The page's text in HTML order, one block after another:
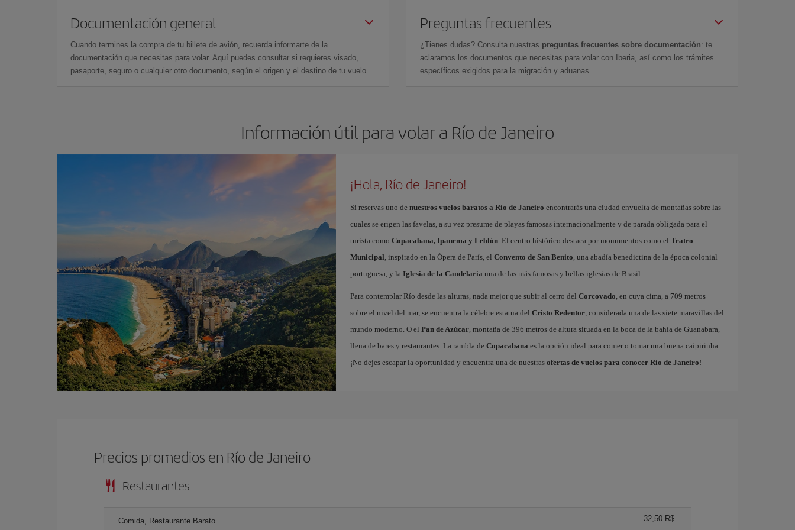
Documentación general
Cuando termines la compra de tu billete de avión, recuerda informarte de la
documentación que necesitas para volar. Aquí puedes consultar si requieres visado,
pasaporte, seguro o cualquier otro documento, según el origen y el destino de tu vuelo.
Preguntas frecuentes
¿Tienes dudas? Consulta nuestras preguntas frecuentes sobre documentación: te
aclaramos los documentos que necesitas para volar con Iberia, así como los trámites
específicos exigidos para la migración y aduanas.
Información útil para volar a Río de Janeiro
¡Hola, Río de Janeiro!
Si reservas uno de nuestros vuelos baratos a Río de Janeiro encontrarás una ciudad envuelta de montañas sobre las
cuales se erigen las favelas, a su vez presume de playas famosas internacionalmente y de parada obligada para el
turista como Copacabana, Ipanema y Leblón. El centro histórico destaca por monumentos como el Teatro
Municipal, inspirado en la Ópera de París, el Convento de San Benito, una abadía benedictina de la época colonial
portuguesa, y la Iglesia de la Candelaria una de las más famosas y bellas iglesias de Brasil.
Para contemplar Río desde las alturas, nada mejor que subir al cerro del Corcovado, en cuya cima, a 709 metros
sobre el nivel del mar, se encuentra la célebre estatua del Cristo Redentor, considerada una de las siete maravillas del
mundo moderno. O el Pan de Azúcar, montaña de 396 metros de altura situada en la boca de la bahía de Guanabara,
llena de bares y restaurantes. La rambla de Copacabana es la opción ideal para comer o tomar una buena caipirinha.
¡No dejes escapar la oportunidad y encuentra una de nuestras ofertas de vuelos para conocer Río de Janeiro!
Precios promedios en Río de Janeiro
Restaurantes
Comida, Restaurante Barato 32,50 R$